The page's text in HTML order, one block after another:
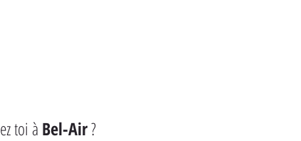
toi à Bel-Air ?